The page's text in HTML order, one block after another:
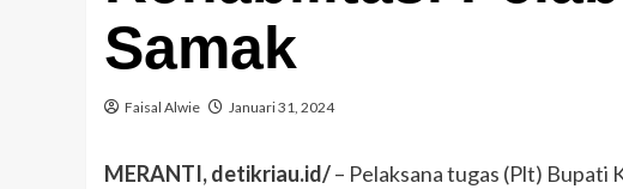
Samak
Faisal Alwie Januari 31, 2024
MERANTI, detikriau.id/– Pelaksana tugas (Plt) Bupati